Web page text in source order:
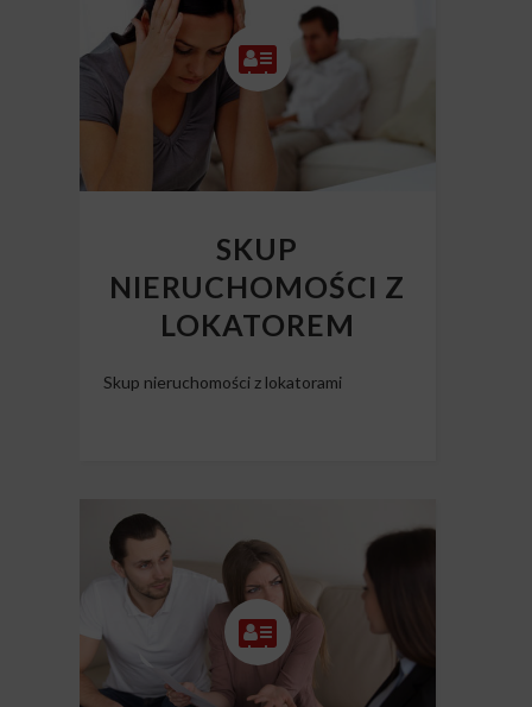
SKUP
NIERUCHOMOŚCI Z
LOKATOREM
Skup nieruchomości z lokatorami